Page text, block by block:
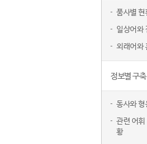
품사별 현
일상어와
외래어와
정보별 구축
동사와
관련 어휘
황